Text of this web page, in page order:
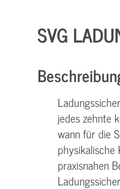
SVG
jedes zehnte
wann für die
praxisnahen